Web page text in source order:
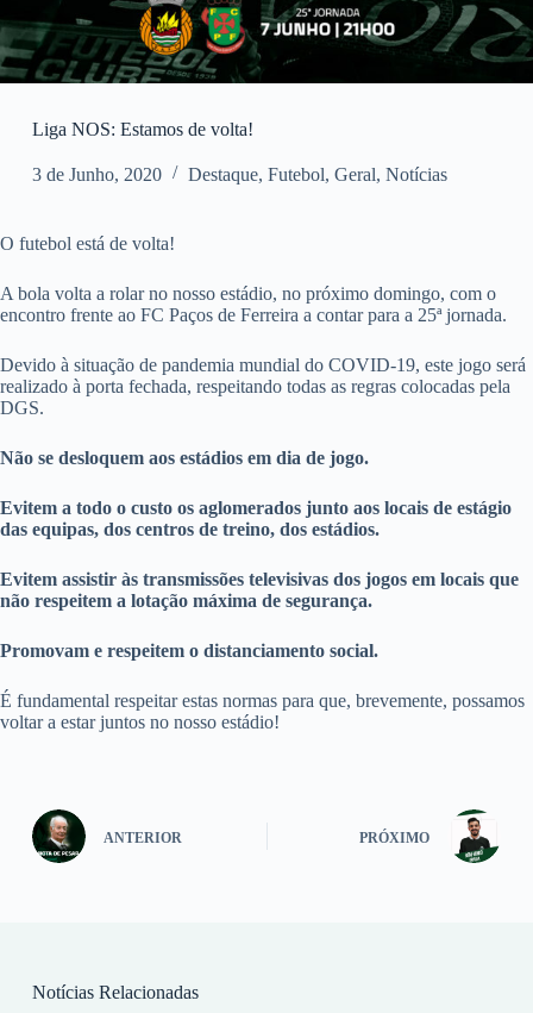
Liga NOS: Estamos de volta!
3 de Junho, 2020 Destaque, Futebol, Geral, Notícias
O futebol está de volta!
A bola volta a rolar no nosso estádio, no próximo domingo, com o
encontro frente ao FC Paços de Ferreira a contar para a 25ª jornada.
Devido à situação de pandemia mundial do COVID-19, este jogo será
realizado à porta fechada, respeitando todas as regras colocadas pela
DGS.
Não se desloquem aos estádios em dia de jogo.
Evitem a todo o custo os aglomerados junto aos locais de estágio
das equipas, dos centros de treino, dos estádios.
Evitem assistir às transmissões televisivas dos jogos em locais que
não respeitem a lotação máxima de segurança.
Promovam e respeitem o distanciamento social.
É fundamental respeitar estas normas para que, brevemente, possamos
voltar a estar juntos no nosso estádio!
ANTERIOR PRÓXIMO
Notícias Relacionadas